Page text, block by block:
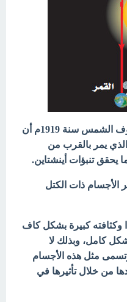
- لاحظ علماء الفلك في أثناء كسوف الشمس سنة 1919م أن
الذي يمر بالقرب من
تنبؤات أينشتاين.
الأجسام ذات الكتل
وكثافته كبيرة بشكل كاف
كامل، وبذلك لا
مثل هذه الأجسام
من خلال تأثيرها في